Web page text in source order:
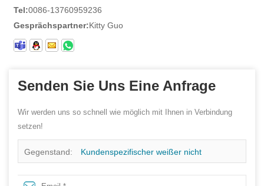
Tel:0086-13760959236
Gesprächspartner:Kitty Guo
Senden Sie Uns Eine Anfrage
Wir werden uns so schnell wie möglich mit Ihnen in Verbindung
setzen!
Gegenstand: Kundenspezifischer weißer nicht
gesponnener Einweg-Kissenbezug für Hotel-Schönheits-